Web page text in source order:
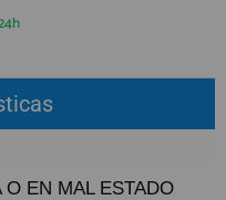
O EN MAL ESTADO